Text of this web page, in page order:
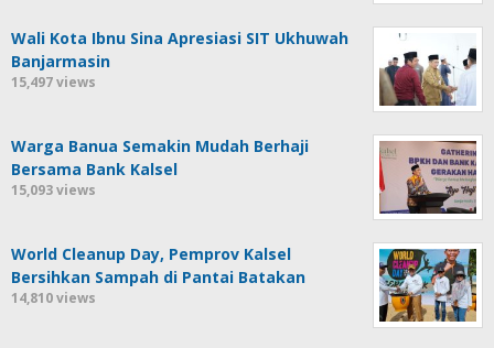
Wali Kota Ibnu Sina Apresiasi SIT Ukhuwah
Banjarmasin
15,497 views
Warga Banua Semakin Mudah Berhaji
Bersama Bank Kalsel
15,093 views
World Cleanup Day, Pemprov Kalsel
Bersihkan Sampah di Pantai Batakan
14,810 views